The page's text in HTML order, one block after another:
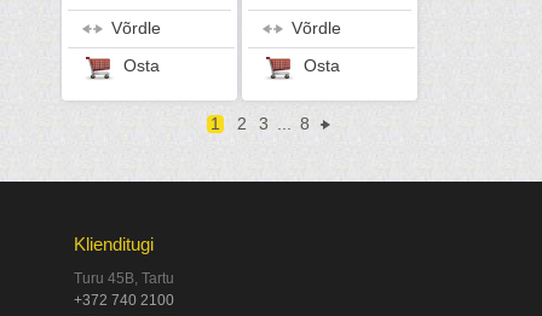
Võrdle
Osta
Võrdle
Osta
1 2 3 ... 8
Klienditugi
Turu 45B, Tartu
+372 740 2100